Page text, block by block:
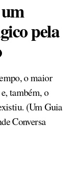
pela
o maior
também, o
(Um Guia
Conversa